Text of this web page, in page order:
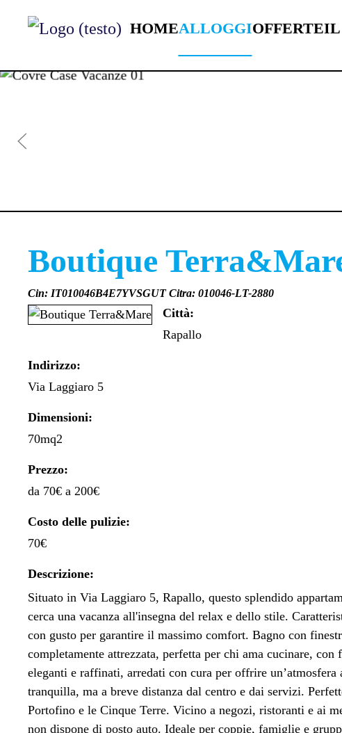
Skip to main content
HOMEALLOGGIOFFERTEIL
Esperienza al servizio del
Boutique
Cin: IT010046B4E7YVSGUT Citra: 010046-LT-2880
Città:
Rapallo
Indirizzo:
Via Laggiaro 5
Dimensioni:
70mq2
Prezzo:
da 70€ a 200€
Costo delle pulizie:
70€
Descrizione:
Situato in Via Laggiaro 5, Rapallo, questo splendido
cerca una vacanza all'insegna del relax e dello stile.
con gusto per garantire il massimo comfort. Bagno con
completamente attrezzata, perfetta per chi ama cucinare,
eleganti e raffinati, arredati con cura per offrire
tranquilla, ma a breve distanza dal centro e dai servizi.
Portofino e le Cinque Terre. Vicino a negozi, ristoranti e ai
non dispone di posto auto. Ideale per coppie, famiglie e